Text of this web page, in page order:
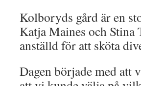
Kolboryds gård är en
Katja Maines och Stina
anställd för att sköta
Dagen började med att